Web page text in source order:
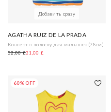
Добавить сразу
AGATHA RUIZ DE LA PRADA
Конверт в полоску для малышек (78см)
52,00 £31,00 £
60% OFF